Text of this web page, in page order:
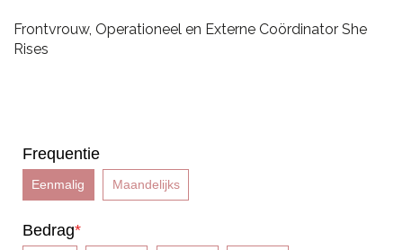
Frontvrouw, Operationeel en Externe Coördinator She
Rises